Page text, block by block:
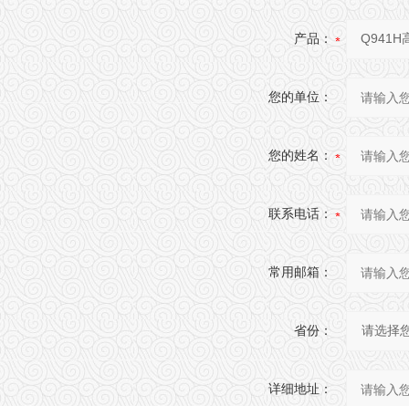
产品：
您的单位：
您的姓名：
联系电话：
常用邮箱：
省份：
详细地址：